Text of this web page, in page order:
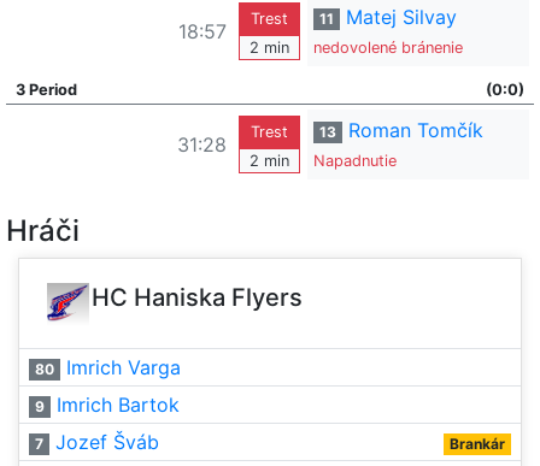
18:57
Trest
2 min
11 Matej Silvay
nedovolené bránenie
3 Period (0:0)
31:28
Trest
2 min
13 Roman Tomčík
Napadnutie
Hráči
HC Haniska Flyers
80 Imrich Varga
9 Imrich Bartok
7 Jozef Šváb Brankár